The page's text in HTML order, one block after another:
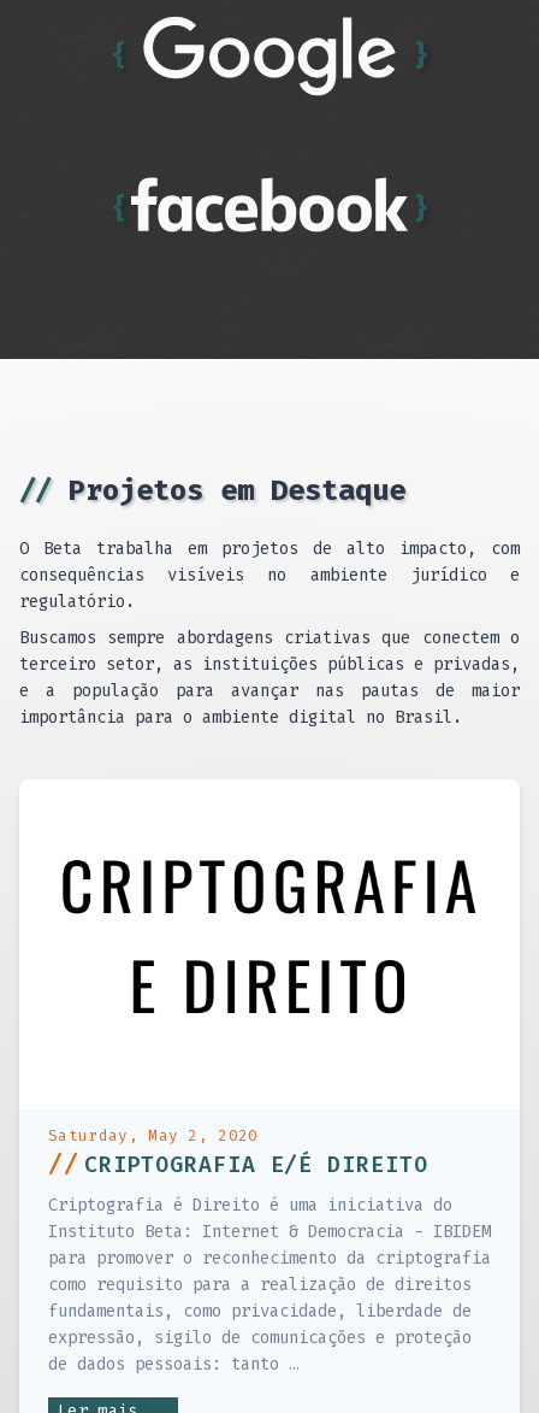
{ }
{ }
//Projetos em Destaque
O Beta trabalha em projetos de alto impacto, com
consequências visíveis no ambiente jurídico e
regulatório.
Buscamos sempre abordagens criativas que conectem o
terceiro setor, as instituições públicas e privadas,
e a população para avançar nas pautas de maior
importância para o ambiente digital no Brasil.
Saturday, May 2, 2020
// CRIPTOGRAFIA E/É DIREITO
Criptografia é Direito é uma iniciativa do
Instituto Beta: Internet & Democracia - IBIDEM
para promover o reconhecimento da criptografia
como requisito para a realização de direitos
fundamentais, como privacidade, liberdade de
expressão, sigilo de comunicações e proteção
de dados pessoais: tanto …